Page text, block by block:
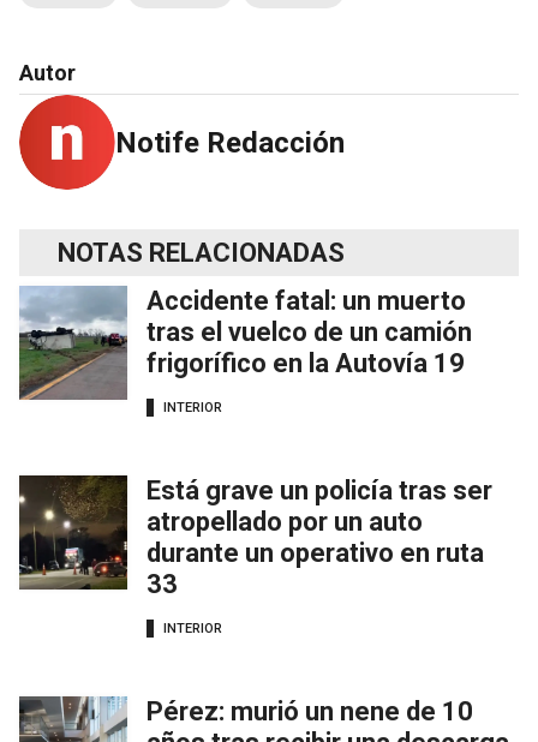
Autor
Notife Redacción
NOTAS RELACIONADAS
Accidente fatal: un muerto
tras el vuelco de un camión
frigorífico en la Autovía 19
INTERIOR
Está grave un policía tras ser
atropellado por un auto
durante un operativo en ruta
33
INTERIOR
Pérez: murió un nene de 10